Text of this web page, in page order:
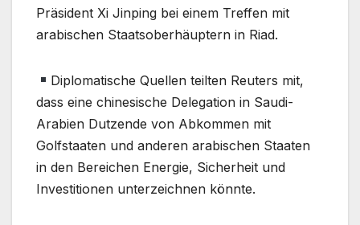
Präsident Xi Jinping bei einem Treffen mit
arabischen Staatsoberhäuptern in Riad.
Diplomatische Quellen teilten Reuters mit,
dass eine chinesische Delegation in Saudi-
Arabien Dutzende von Abkommen mit
Golfstaaten und anderen arabischen Staaten
in den Bereichen Energie, Sicherheit und
Investitionen unterzeichnen könnte.